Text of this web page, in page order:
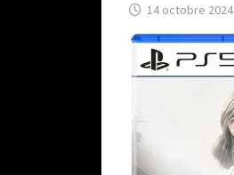
14 octobre 2024